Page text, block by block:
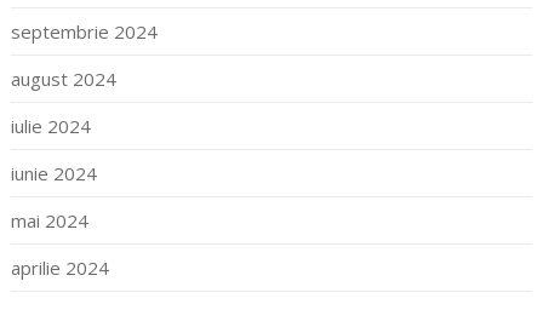
septembrie 2024
august 2024
iulie 2024
iunie 2024
mai 2024
aprilie 2024